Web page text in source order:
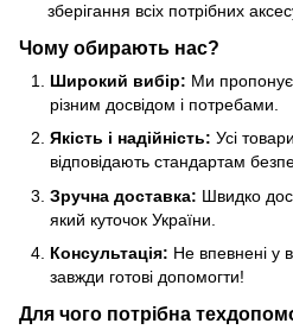
зберігання всіх потрібних
Чому обирають нас?
Широкий вибір: Ми
різним досвідом і потребами.
Якість і надійність: Усі
відповідають стандартам
Зручна доставка: Швидко
який куточок України.
Консультація: Не впевнені у
завжди готові допомогти!
Для чого потрібна